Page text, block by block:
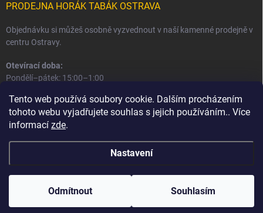
Tento web používá soubory cookie. Dalším procházením
tohoto webu vyjadřujete souhlas s jejich používáním.. Více
informací zde.
Nastavení
Odmítnout Souhlasím
PRODEJNA HORÁK TABÁK OSTRAVA
Objednávku si můžeš osobně vyzvednout v naší kamenné prodejně v
centru Ostravy.
Otevírací doba:
Pondělí–pátek: 15:00–1:00
Informace o prodejně a osobním odběru
Copyright 2026Horák Tabák. Všechna práva vyhrazena.